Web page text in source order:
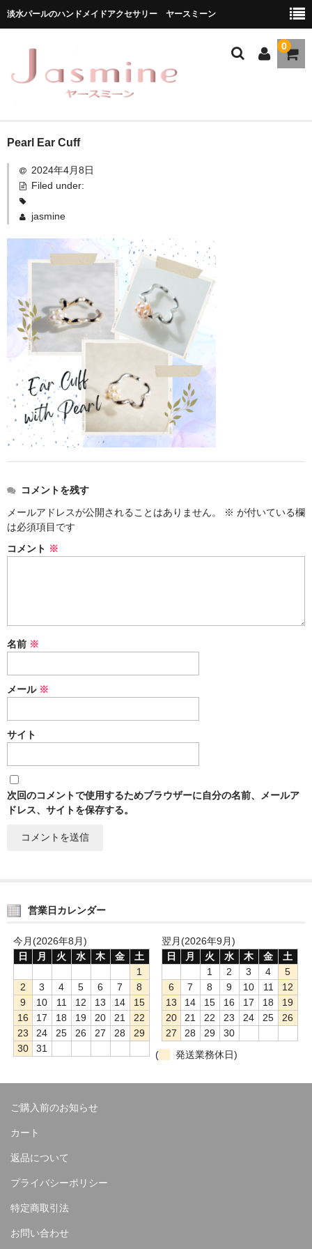
淡水パールのハンドメイドアクセサリー ヤースミーン
0
ホーム
商品一覧
★お勧め商品
メディア掲載
お問い合わせ
Pearl Ear Cuff
2024年4月8日
Filed under:
jasmine
コメントを残す
メールアドレスが公開されることはありません。
※ が付いている欄
は必須項目です
コメント ※
名前 ※
メール ※
サイト
次回のコメントで使用するためブラウザーに自分の名前、メールア
ドレス、サイトを保存する。
営業日カレンダー
今月(2026年8月)
日
月 火 水 木 金
土
1
2
3 4 5 6 7
8
9
10 11 12 13 14
15
16
17 18 19 20 21
22
23
24 25 26 27 28
29
30
31
翌月(2026年9月)
日
月 火 水 木 金
土
1
2 3 4
5
6
7 8 9 10 11
12
13
14 15 16 17 18
19
20
21 22 23 24 25
26
27
28 29
30
(
発送業務休日)
ご購入前のお知らせ
カート
返品について
プライバシーポリシー
特定商取引法
お問い合わせ